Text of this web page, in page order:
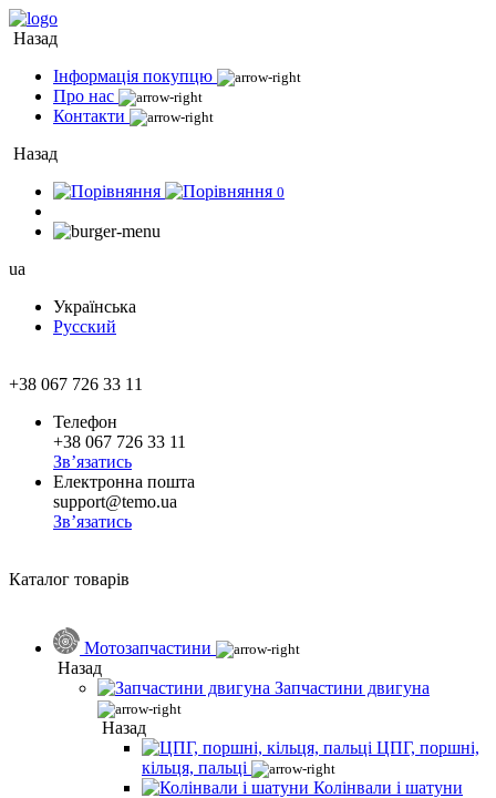
Назад
Інформація покупцю
Про нас
Контакти
Назад
0
ua
Українська
Русский
+38 067 726 33 11
Телефон
+38 067 726 33 11
Зв’язатись
Електронна пошта
support@temo.ua
Зв’язатись
Каталог товарів
Мотозапчастини
Назад
Запчастини двигуна
Назад
ЦПГ, поршні,
кільця, пальці
Колінвали і шатуни